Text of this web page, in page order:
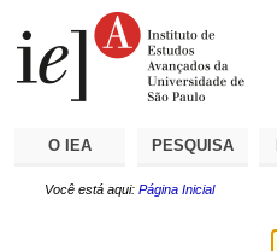
O IEA PESQUISA
Você está aqui: Página Inicial